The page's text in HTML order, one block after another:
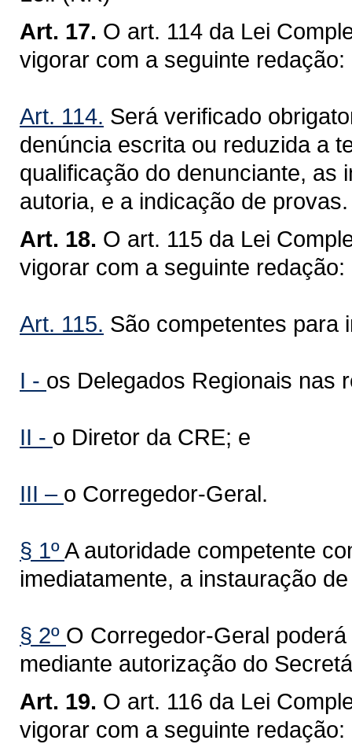
Art. 17. O art. 114 da Lei
vigorar com a seguinte redação:
Art. 114. Será verificado
denúncia escrita ou reduzida a
qualificação do denunciante, as
autoria, e a indicação de
Art. 18. O art. 115 da Lei
vigorar com a seguinte redação:
Art. 115. São competentes para
I - os Delegados Regionais nas
II - o Diretor da CRE; e
III – o Corregedor-Geral.
§ 1ºA autoridade competente
imediatamente, a instauração
§ 2º O Corregedor-Geral
mediante autorização do
Art. 19. O art. 116 da Lei
vigorar com a seguinte redação: